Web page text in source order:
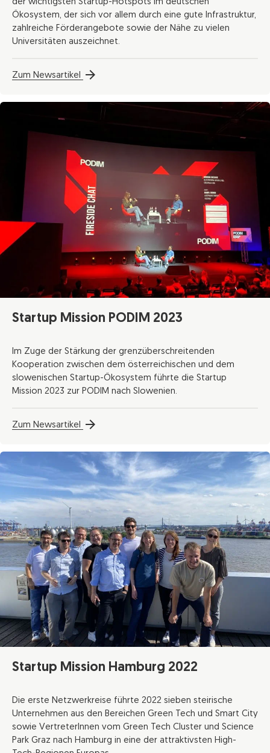
der wichtigsten Startup-Hotspots im deutschen
Ökosystem, der sich vor allem durch eine gute Infrastruktur,
zahlreiche Förderangebote sowie der Nähe zu vielen
Universitäten auszeichnet.
Zum Newsartikel
Startup Mission PODIM 2023
Im Zuge der Stärkung der grenzüberschreitenden
Kooperation zwischen dem österreichischen und dem
slowenischen Startup-Ökosystem führte die Startup
Mission 2023 zur PODIM nach Slowenien.
Zum Newsartikel
Startup Mission Hamburg 2022
Die erste Netzwerkreise führte 2022 sieben steirische
Unternehmen aus den Bereichen Green Tech und Smart City
sowie VertreterInnen vom Green Tech Cluster und Science
Park Graz nach Hamburg in eine der attraktivsten High-